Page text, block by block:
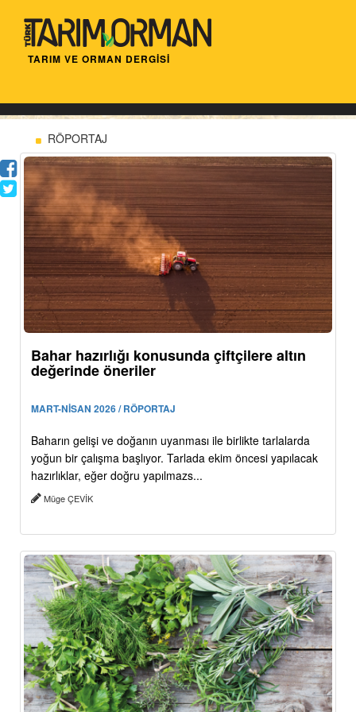
TARIM VE ORMAN DERGİSİ
RÖPORTAJ
Bahar hazırlığı konusunda çiftçilere altın
değerinde öneriler
MART-NİSAN 2026 / RÖPORTAJ
Baharın gelişi ve doğanın uyanması ile birlikte tarlalarda
yoğun bir çalışma başlıyor. Tarlada ekim öncesi yapılacak
hazırlıklar, eğer doğru yapılmazs...
Müge ÇEVİK